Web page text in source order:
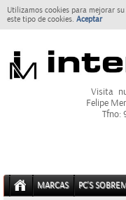
Utilizamos cookies para mejorar
este tipo de cookies. Aceptar
Visita
Felipe
Tfno:
MARCAS PC'S